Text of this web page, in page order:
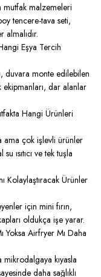
mutfak malzemeleri
tencere-tava seti,
Eşya Tercih
duvara monte edilebilen
ekipmanları, dar alanlar
Hangi Ürünleri
ama çok işlevli ürünler
ısıtıcı ve tek tuşla
Kolaylaştıracak Ürünler
için mini fırın,
oldukça işe yarar.
Yoksa Airfryer Mı Daha
kıyasla
daha sağlıklı